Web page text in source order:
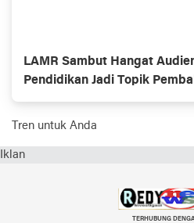
LAMR Sambut Hangat
Pendidikan Jadi Topik
Tren untuk Anda
Iklan
TERHUBUNG